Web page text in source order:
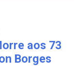
aos 73
Borges